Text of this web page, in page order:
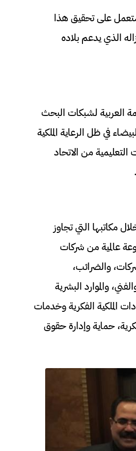
ستعمل على تحقيق هذا
الذي يدعم بلاده
العربية لشبكات البحث
في ظل الرعاية الملكية
من الاتحاد
المجموعة من خلال مكاتبها التي تجاوز
مجموعة عالمية من شركات
والضرائب،
والموارد البشرية
الملكية الفكرية وخدمات
حماية وإدارة حقوق